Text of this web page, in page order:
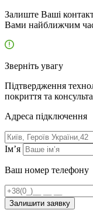
Залиште Ваші
Вами найближчим
Зверніть увагу
Підтвердження
покриття та
Адресa підключення
Ім’я
Ваш номер телефону
Залишити заявку